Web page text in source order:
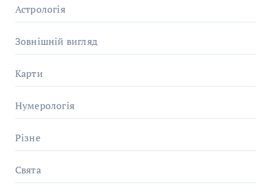
Астрологія
Зовнішній вигляд
Карти
Нумерологія
Різне
Свята